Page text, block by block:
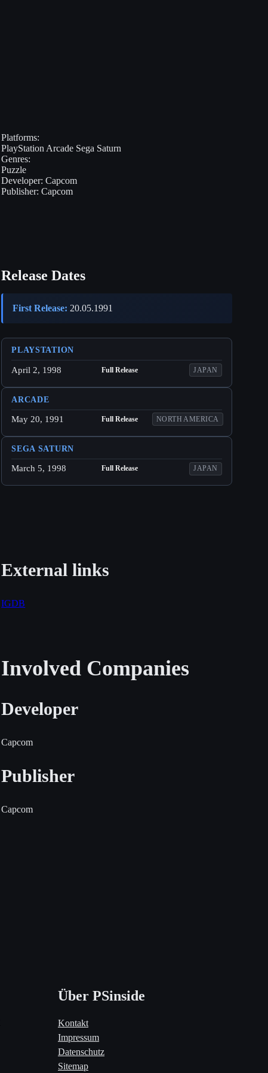
Platforms:
PlayStation Arcade Sega Saturn
Genres:
Puzzle
Developer: Capcom
Publisher: Capcom
Release Dates
First Release: 20.05.1991
PLAYSTATION
April 2, 1998 Full Release JAPAN
ARCADE
May 20, 1991 Full Release NORTH AMERICA
SEGA SATURN
March 5, 1998 Full Release JAPAN
External links
IGDB
Involved Companies
Developer
Capcom
Publisher
Capcom
Über PSinside
Kontakt
Impressum
Datenschutz
Sitemap